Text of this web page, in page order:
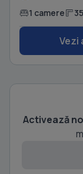
1 camere
Vezi
Activează